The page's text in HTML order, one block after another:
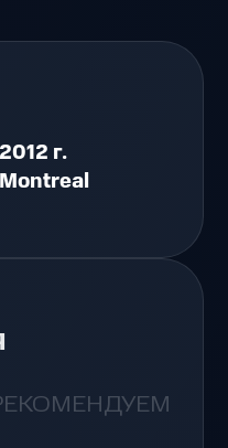
г.